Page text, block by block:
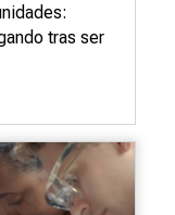
tras ser